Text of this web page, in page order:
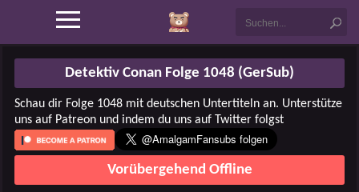
Detektiv Conan Folge 1048 (GerSub)
Schau dir Folge 1048 mit deutschen Untertiteln an. Unterstütze
uns auf Patreon und indem du uns auf Twitter folgst
Vorübergehend Offline